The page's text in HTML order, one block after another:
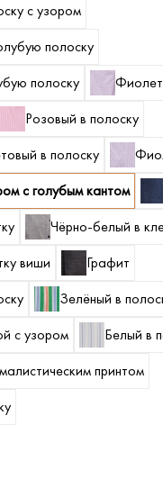
с узором
полоску
полоску
Розовый в полоску
в полоску
с голубым кантом
Чёрно-белый в
виши
Графит
Зелёный в
с узором
Белый в
принтом